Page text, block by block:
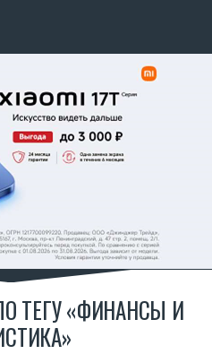
ТЕГУ «ФИНАНСЫ И